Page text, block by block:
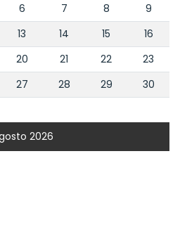
2026
6 7 8
9
13 14 15
16
20 21 22
23
27 28 29
30